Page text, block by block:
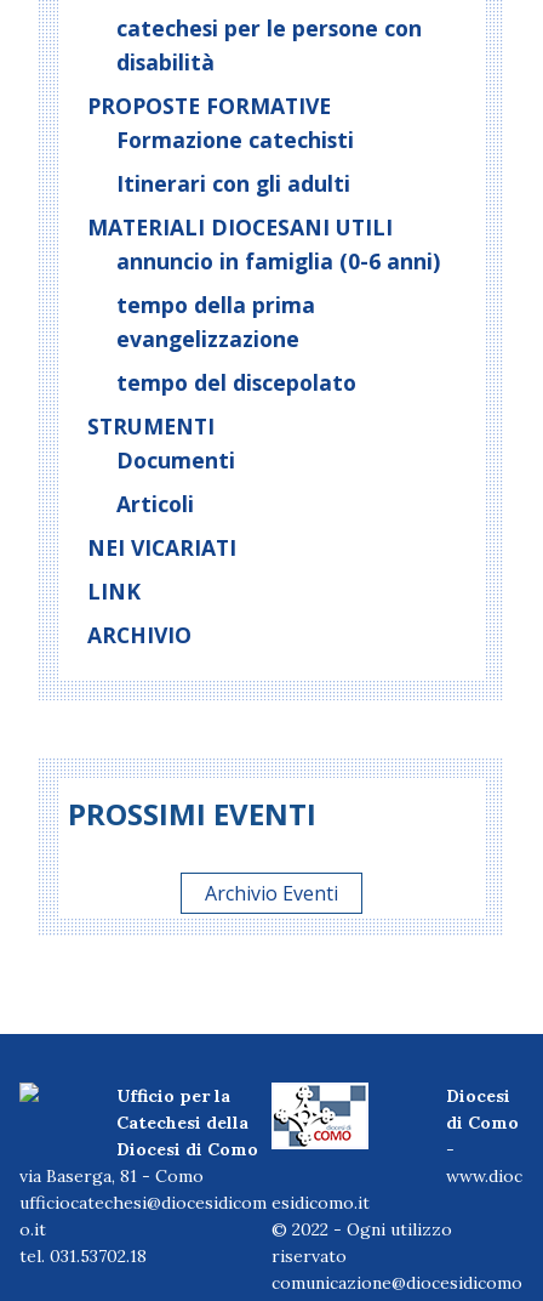
catechesi per le persone con
disabilità
PROPOSTE FORMATIVE
Formazione catechisti
Itinerari con gli adulti
MATERIALI DIOCESANI UTILI
annuncio in famiglia (0-6 anni)
tempo della prima
evangelizzazione
tempo del discepolato
STRUMENTI
Documenti
Articoli
NEI VICARIATI
LINK
ARCHIVIO
PROSSIMI EVENTI
Archivio Eventi
Ufficio per la
Catechesi della
Diocesi di Como
via Baserga, 81 - Como
ufficiocatechesi@diocesidicom
o.it
tel. 031.53702.18
Diocesi
di Como
-
www.dioc
esidicomo.it
© 2022 - Ogni utilizzo
riservato
comunicazione@diocesidicomo